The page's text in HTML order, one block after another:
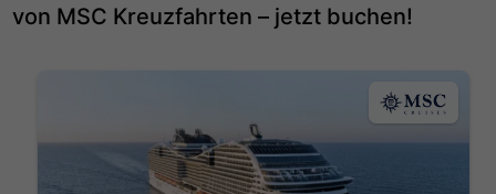
von MSC Kreuzfahrten – jetzt buchen!